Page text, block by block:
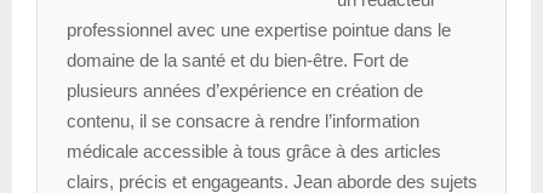
professionnel avec une expertise pointue dans le
domaine de la santé et du bien-être. Fort de
plusieurs années d’expérience en création de
contenu, il se consacre à rendre l’information
médicale accessible à tous grâce à des articles
clairs, précis et engageants. Jean aborde des sujets